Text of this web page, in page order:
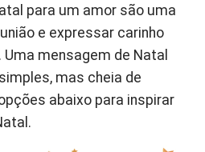
para um amor são uma
e expressar carinho
mensagem de Natal
mas cheia de
abaixo para inspirar